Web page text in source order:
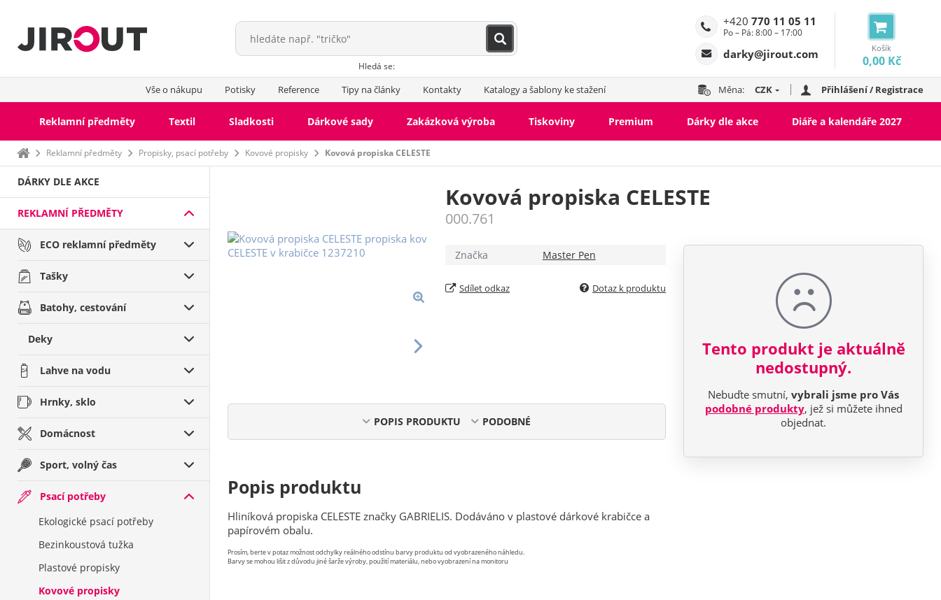
Košík
0,00 Kč
+420 770 11 05 11
Po – Pá: 8:00 – 17:00
darky@jirout.com
Hledá se:
Vše o nákupu Potisky Reference Tipy na články Kontakty Katalogy a šablony ke stažení Měna: CZK Přihlášení / Registrace
Reklamní předměty Textil Sladkosti Dárkové sady Zakázková výroba Tiskoviny Premium Dárky dle akce Diáře a kalendáře 2027
Domů Reklamní předměty Propisky, psací potřeby Kovové propisky Kovová propiska CELESTE
DÁRKY DLE AKCE
REKLAMNÍ PŘEDMĚTY
ECO reklamní předměty
Tašky
Batohy, cestování
Deky
Lahve na vodu
Hrnky, sklo
Domácnost
Sport, volný čas
Psací potřeby
Ekologické psací potřeby
Bezinkoustová tužka
Plastové propisky
Kovové propisky
Kovová propiska CELESTE
000.761
Tento produkt je aktuálně
nedostupný.
Nebuďte smutní,vybrali jsme pro Vás
podobné produkty, jež si můžete ihned
objednat.
Značka Master Pen
Sdílet odkaz Dotaz k produktu
POPIS PRODUKTU PODOBNÉ
Popis produktu
Hliníková propiska CELESTE značky GABRIELIS. Dodáváno v plastové dárkové krabičce a
papírovém obalu.
Prosím, berte v potaz možnost odchylky reálného odstínu barvy produktu od vyobrazeného náhledu.
Barvy se mohou lišit z důvodu jiné šarže výroby, použití materiálu, nebo vyobrazení na monitoru